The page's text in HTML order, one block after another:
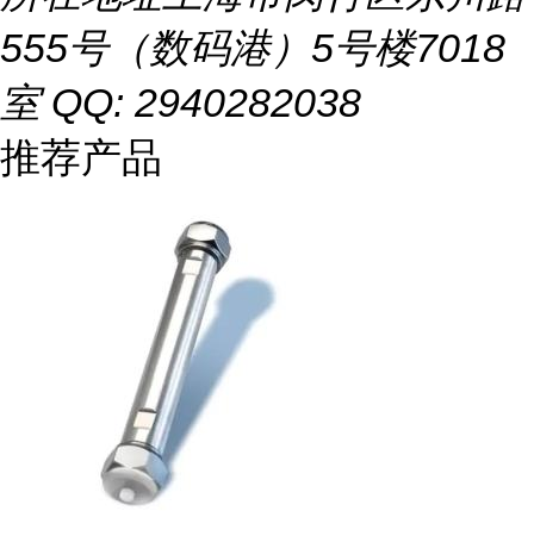
555号（数码港）5号楼7018
室 QQ: 2940282038
推荐产品